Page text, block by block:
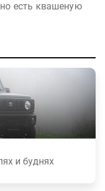
есть квашеную
и буднях